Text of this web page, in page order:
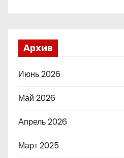
Архив
Июнь 2026
Май 2026
Апрель 2026
Март 2025